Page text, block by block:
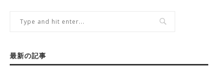
最新の記事